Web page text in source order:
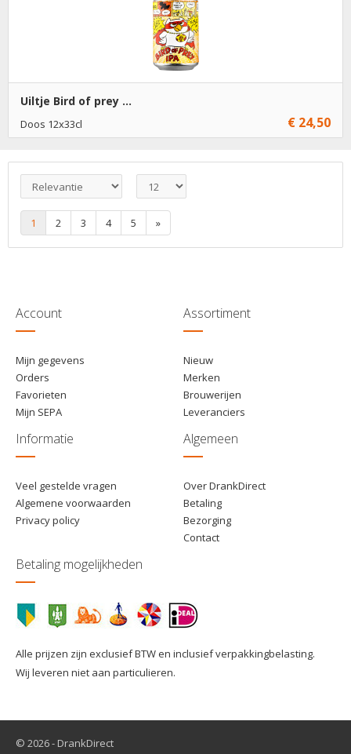
Uiltje Bird of prey ...
Doos 12x33cl € 24,50
1 2 3 4 5 »
Account
Mijn gegevens
Orders
Favorieten
Mijn SEPA
Assortiment
Nieuw
Merken
Brouwerijen
Leveranciers
Informatie
Veel gestelde vragen
Algemene voorwaarden
Privacy policy
Algemeen
Over DrankDirect
Betaling
Bezorging
Contact
Betaling mogelijkheden
Alle prijzen zijn exclusief BTW en inclusief verpakkingbelasting.
Wij leveren niet aan particulieren.
© 2026 - DrankDirect